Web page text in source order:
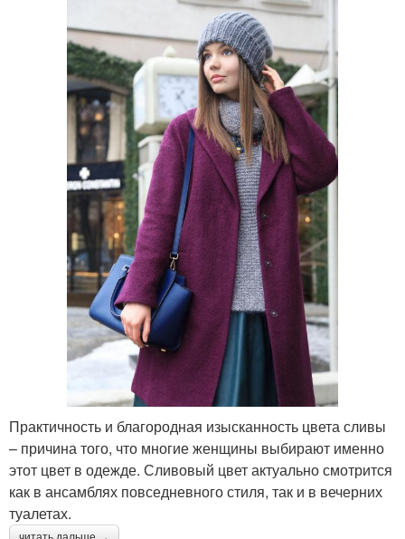
Практичность и благородная изысканность цвета сливы
– причина того, что многие женщины выбирают именно
этот цвет в одежде. Сливовый цвет актуально смотрится
как в ансамблях повседневного стиля, так и в вечерних
туалетах.